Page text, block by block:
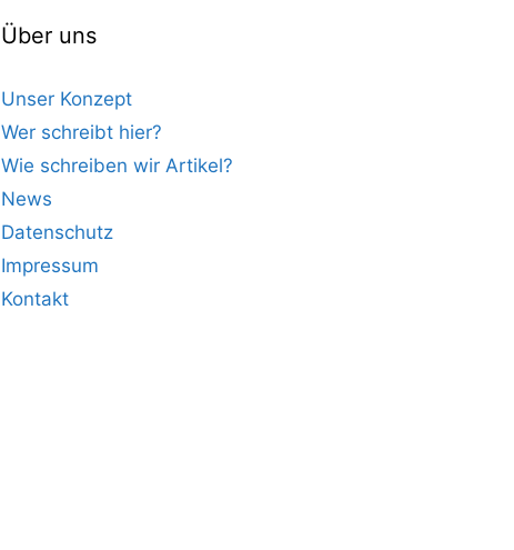
Über uns
Unser Konzept
Wer schreibt hier?
Wie schreiben wir Artikel?
News
Datenschutz
Impressum
Kontakt